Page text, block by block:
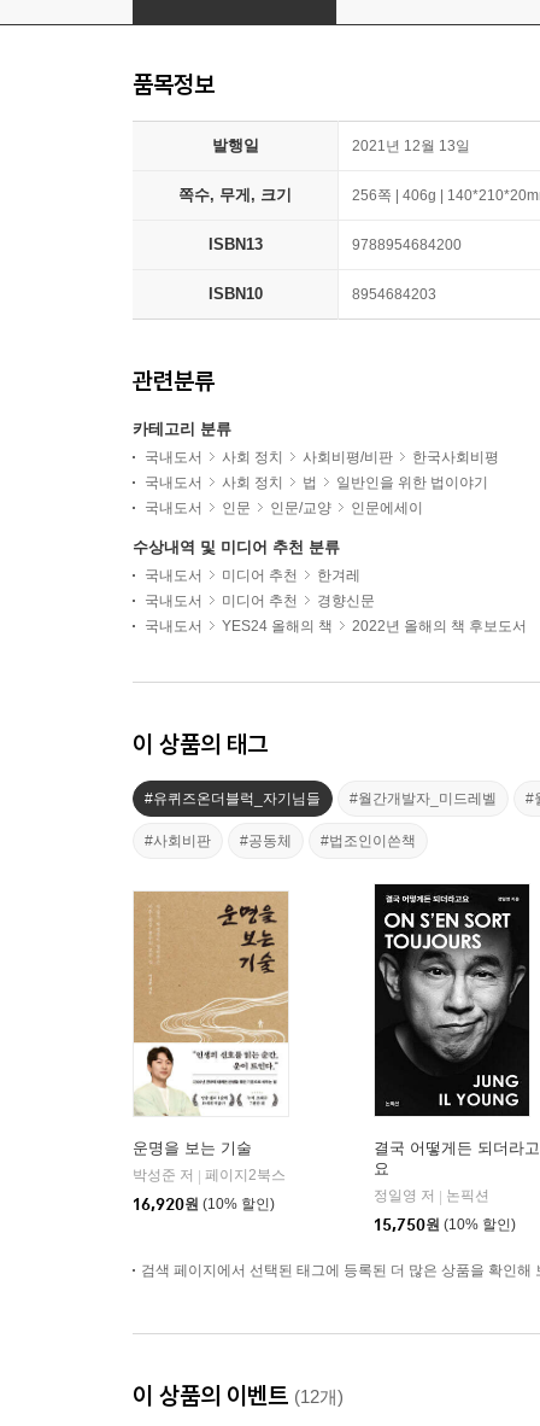
품목정보
발행일 2021년 12월 13일
쪽수, 무게, 크기 256쪽 | 406g |
ISBN13 9788954684200
ISBN10 8954684203
관련분류
카테고리 분류
국내도서 사회 정치 사회비평/비판
한국사회비평
국내도서
사회 정치 법
일반인을 위한 법이야기
국내도서
인문 인문/교양 인문에세이
수상내역 및 미디어 추천 분류
국내도서 미디어 추천
한겨레
국내도서
미디어 추천
경향신문
국내도서
YES24 올해의 책 2022년 올해의 책 후보도서
이 상품의 태그
#유퀴즈온더블럭_자기님들 #월간개발자_미드레벨 #
#사회비판 #공동체 #법조인이쓴책
운명을 보는 기술
박성준 저
페이지2북스
16,920원 (10% 할인)
결국 어떻게든 되더라고
요
정일영 저
논픽션
15,750원 (10% 할인)
검색 페이지에서 선택된 태그에 등록된 더 많은 상품을 확인해
이 상품의 이벤트 (12개)